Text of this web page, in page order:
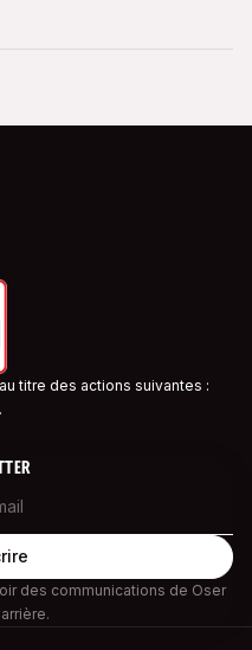
titre des actions suivantes :
des communications de Oser